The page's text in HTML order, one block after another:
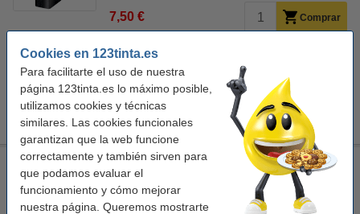
Cookies en 123tinta.es
Para facilitarte el uso de nuestra
página 123tinta.es lo máximo posible,
utilizamos cookies y técnicas
similares. Las cookies funcionales
garantizan que la web funcione
correctamente y también sirven para
que podamos evaluar el
funcionamiento y cómo mejorar
nuestra página. Queremos mostrarte
7,50 € Comprar
Color:
amarillo azul claro azul metalizado
blanco metalizado
morado
+ 3
Leitz 180° WOW Carpeta Archivador A4 blanco metalizado
80mm
Leitz blanco metalizado
285 x 318 mm (LxAn)